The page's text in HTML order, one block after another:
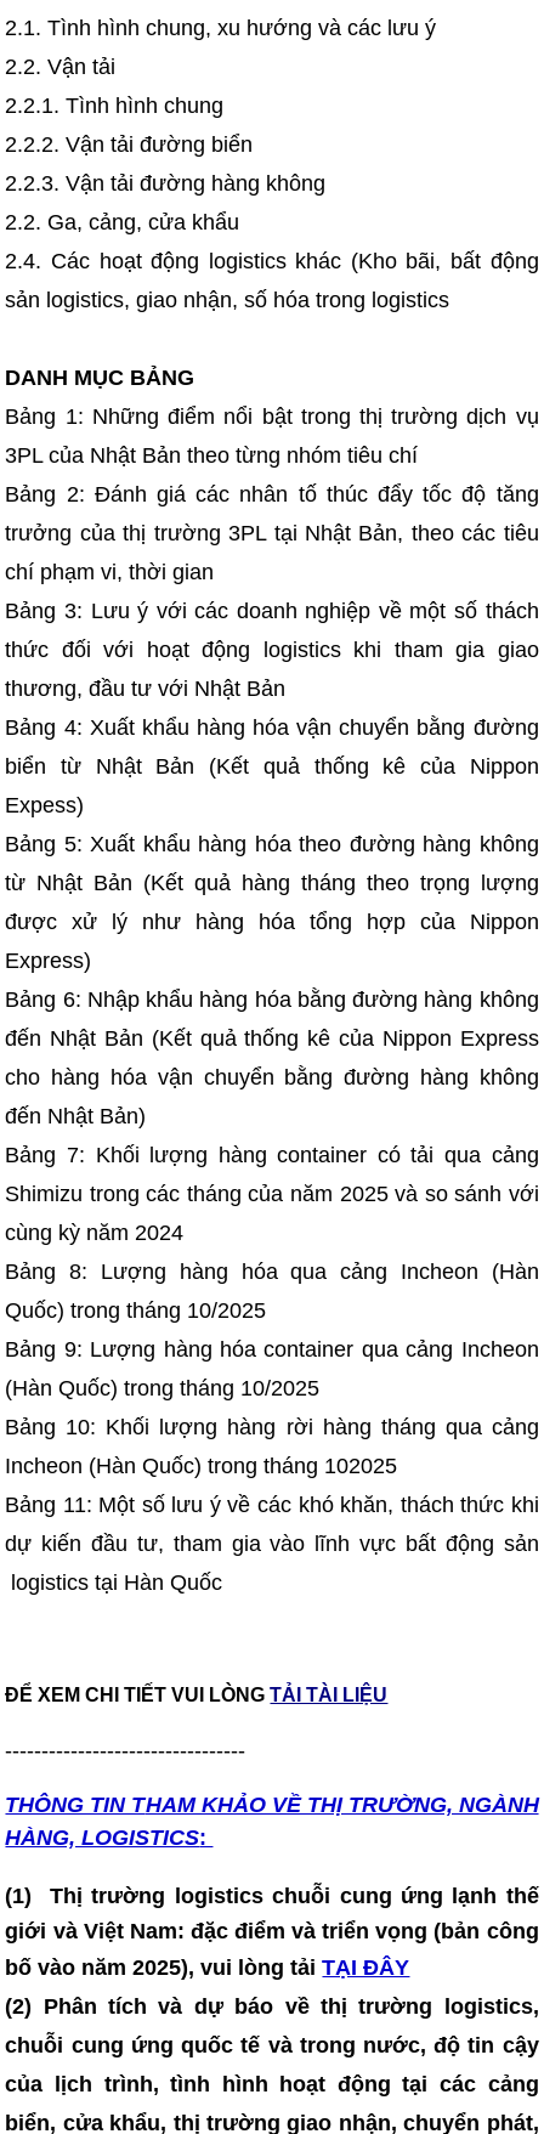
2.1. Tình hình chung, xu hướng và các lưu ý
2.2. Vận tải
2.2.1. Tình hình chung
2.2.2. Vận tải đường biển
2.2.3. Vận tải đường hàng không
2.2. Ga, cảng, cửa khẩu
2.4. Các hoạt động logistics khác (Kho bãi, bất động
sản logistics, giao nhận, số hóa trong logistics
DANH MỤC BẢNG
Bảng 1: Những điểm nổi bật trong thị trường dịch vụ
3PL của Nhật Bản theo từng nhóm tiêu chí
Bảng 2: Đánh giá các nhân tố thúc đẩy tốc độ tăng
trưởng của thị trường 3PL tại Nhật Bản, theo các tiêu
chí phạm vi, thời gian
Bảng 3: Lưu ý với các doanh nghiệp về một số thách
thức đối với hoạt động logistics khi tham gia giao
thương, đầu tư với Nhật Bản
Bảng 4: Xuất khẩu hàng hóa vận chuyển bằng đường
biển từ Nhật Bản (Kết quả thống kê của Nippon
Expess)
Bảng 5: Xuất khẩu hàng hóa theo đường hàng không
từ Nhật Bản (Kết quả hàng tháng theo trọng lượng
được xử lý như hàng hóa tổng hợp của Nippon
Express)
Bảng 6: Nhập khẩu hàng hóa bằng đường hàng không
đến Nhật Bản (Kết quả thống kê của Nippon Express
cho hàng hóa vận chuyển bằng đường hàng không
đến Nhật Bản)
Bảng 7: Khối lượng hàng container có tải qua cảng
Shimizu trong các tháng của năm 2025 và so sánh với
cùng kỳ năm 2024
Bảng 8: Lượng hàng hóa qua cảng Incheon (Hàn
Quốc) trong tháng 10/2025
Bảng 9: Lượng hàng hóa container qua cảng Incheon
(Hàn Quốc) trong tháng 10/2025
Bảng 10: Khối lượng hàng rời hàng tháng qua cảng
Incheon (Hàn Quốc) trong tháng 102025
Bảng 11: Một số lưu ý về các khó khăn, thách thức khi
dự kiến đầu tư, tham gia vào lĩnh vực bất động sản
logistics tại Hàn Quốc
ĐỂ XEM CHI TIẾT VUI LÒNGTẢI TÀI LIỆU
---------------------------------
THÔNG TIN THAM KHẢO VỀ THỊ TRƯỜNG, NGÀNH
HÀNG, LOGISTICS:
(1)Thị trường logistics chuỗi cung ứng lạnh thế
giới và Việt Nam: đặc điểm và triển vọng (bản công
bố vào năm 2025), vui lòng tảiTẠI ĐÂY
(2) Phân tích và dự báo về thị trường logistics,
chuỗi cung ứng quốc tế và trong nước, độ tin cậy
của lịch trình, tình hình hoạt động tại các cảng
biển, cửa khẩu, thị trường giao nhận, chuyển phát,